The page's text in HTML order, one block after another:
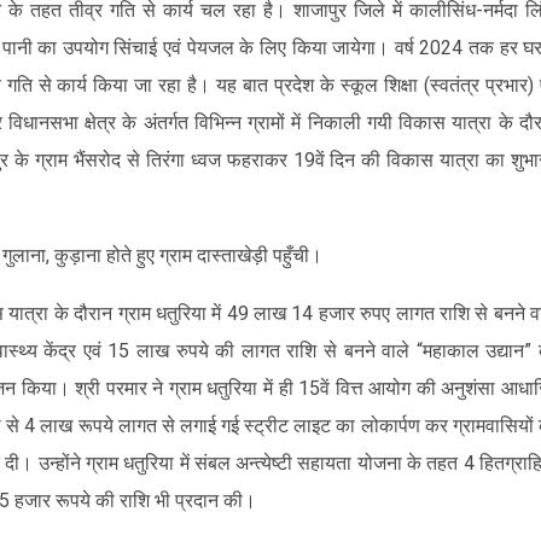
तीव्र गति से कार्य चल रहा है। शाजापुर जिले में कालीसिंध-नर्मदा
का उपयोग सिंचाई एवं पेयजल के लिए किया जायेगा। वर्ष 2024 तक हर
से कार्य किया जा रहा है। यह बात प्रदेश के स्कूल शिक्षा (स्वतंत्र प्रभार)
क्षेत्र के अंतर्गत विभिन्न ग्रामों में निकाली गयी विकास यात्रा के
के ग्राम भैंसरोद से तिरंगा ध्वज फहराकर 19वें दिन की विकास यात्रा का
कुड़ाना होते हुए ग्राम दास्ताखेड़ी पहुँची।
यात्रा के दौरान ग्राम धतुरिया में 49 लाख 14 हजार रुपए लागत राशि से बनने
केंद्र एवं 15 लाख रुपये की लागत राशि से बनने वाले “महाकाल उद्यान”
किया। श्री परमार ने ग्राम धतुरिया में ही 15वें वित्त आयोग की अनुशंसा
से 4 लाख रूपये लागत से लगाई गई स्ट्रीट लाइट का लोकार्पण कर ग्रामवासियों
दी। उन्होंने ग्राम धतुरिया में संबल अन्त्येष्टी सहायता योजना के तहत 4
हजार रूपये की राशि भी प्रदान की।